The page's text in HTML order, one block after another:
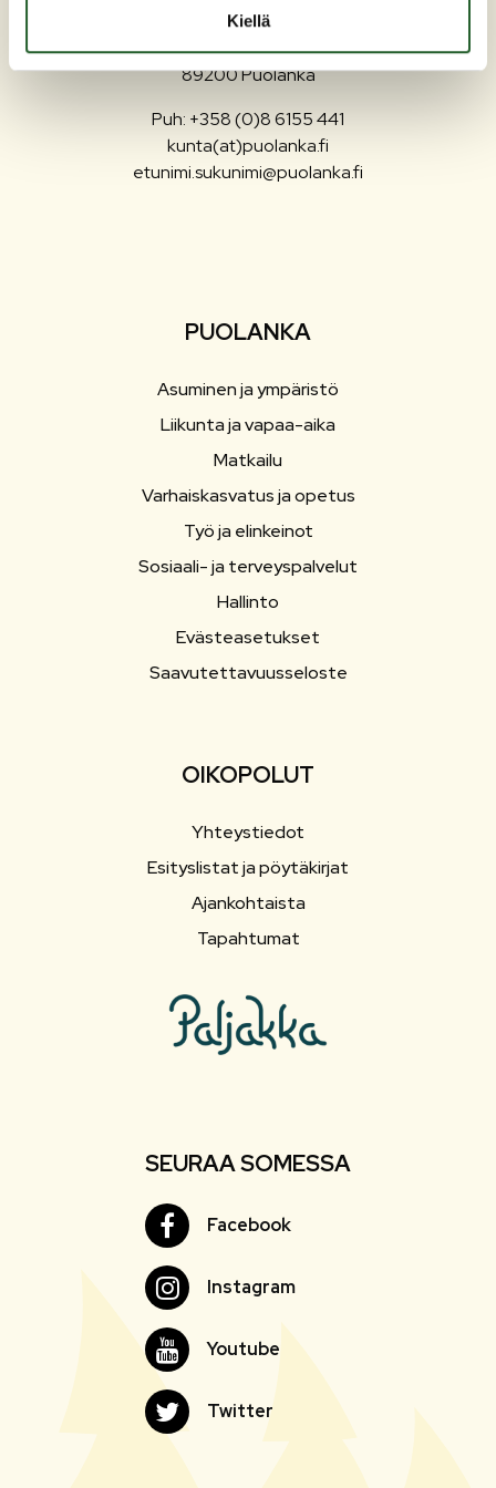
Kiellä
Maaherrankatu 7
89200 Puolanka
Puh: +358 (0)8 6155 441
kunta(at)puolanka.fi
etunimi.sukunimi@puolanka.fi
PUOLANKA
Asuminen ja ympäristö
Liikunta ja vapaa-aika
Matkailu
Varhaiskasvatus ja opetus
Työ ja elinkeinot
Sosiaali- ja terveyspalvelut
Hallinto
Evästeasetukset
Saavutettavuusseloste
OIKOPOLUT
Yhteystiedot
Esityslistat ja pöytäkirjat
Ajankohtaista
Tapahtumat
SEURAA SOMESSA
FacebookFacebook
InstagramInstagram
YoutubeYoutube
Twitter Twitter